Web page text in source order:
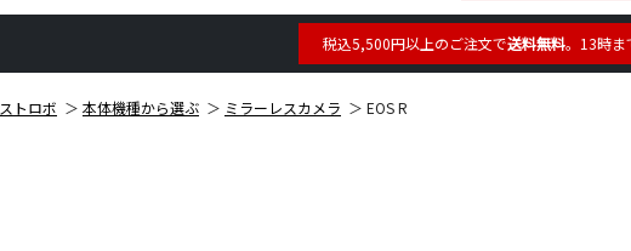
税込5,500円以上のご注文で送料無料。13時ま
トロボ 本体機種から選ぶ ミラーレスカメラ EOS R